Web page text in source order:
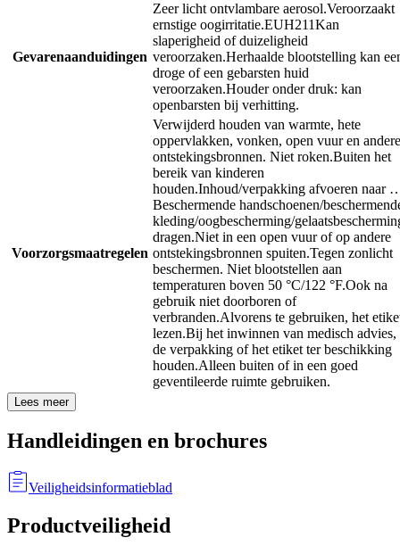
Gevarenaanduidingen
Zeer licht ontvlambare aerosol.Veroorzaakt
ernstige oogirritatie.EUH211Kan
slaperigheid of duizeligheid
veroorzaken.Herhaalde blootstelling kan
droge of een gebarsten huid
veroorzaken.Houder onder druk: kan
openbarsten bij verhitting.
Voorzorgsmaatregelen
Verwijderd houden van warmte, hete
oppervlakken, vonken, open vuur en andere
ontstekingsbronnen. Niet roken.Buiten het
bereik van kinderen
houden.Inhoud/verpakking afvoeren naar
Beschermende handschoenen/
kleding/oogbescherming/
dragen.Niet in een open vuur of op andere
ontstekingsbronnen spuiten.Tegen zonlicht
beschermen. Niet blootstellen aan
temperaturen boven 50 °C/122 °F.Ook na
gebruik niet doorboren of
verbranden.Alvorens te gebruiken, het
lezen.Bij het inwinnen van medisch advies,
de verpakking of het etiket ter beschikking
houden.Alleen buiten of in een goed
geventileerde ruimte gebruiken.
Lees meer
Handleidingen en brochures
Veiligheidsinformatieblad
Productveiligheid